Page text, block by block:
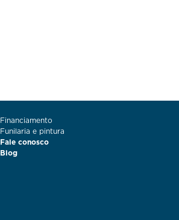
Financiamento
Funilaria e pintura
Fale conosco
Blog